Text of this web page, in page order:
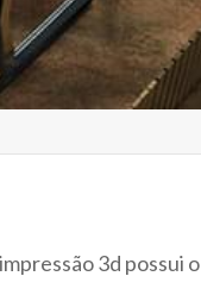
3d possui o